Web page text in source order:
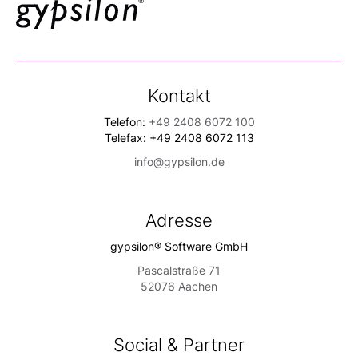
Kontakt
Telefon: +49 2408 6072 100
Telefax: +49 2408 6072 113
info@gypsilon.de
Adresse
gypsilon® Software GmbH
Pascalstraße 71
52076 Aachen
Social & Partner